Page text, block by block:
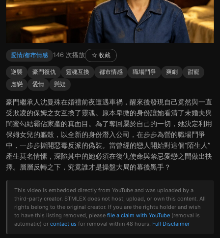
愛情/都市情感 146 次播放 ☆ 收藏
逆襲 豪門復仇 靈魂互換 都市情感 職場鬥爭 爽劇
甜寵
虐戀
愛情 懸疑
豪門繼承人沈曼殊在婚禮前夜遭遇車禍，醒來後發現自己竟然與一直
受欺凌的保姆之女互換了靈魂。原本卑微的身份讓她看清了未婚夫與
閨蜜勾結霸佔家產的真面目。為了奪回屬於自己的一切，她決定利用
保姆女兒的軀殼，以全新的身份潛入公司，在步步為營的職場鬥爭
中，一步步撕開惡毒反派的偽裝。當曾經的戀人開始對這個“陌生人”
產生莫名情愫，深陷其中的她必須在復仇使命與禁忌愛戀之間做出抉
擇。層層反轉之下，究竟誰才是操盤大局的幕後黑手？
This video is embedded directly from YouTube and was uploaded by a
third-party creator. STMLEX does not host, upload, or own this content. All
rights belong to the original creator. If you are the rights holder and wish
to have this listing removed, please file a claim with YouTube (removal is
automatic) or contact us for removal within 48 hours. Full Disclaimer